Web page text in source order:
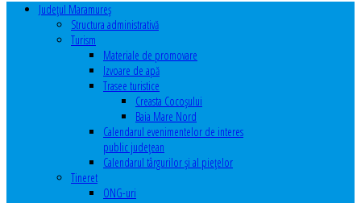
Judeţul Maramureş
Structura administrativă
Turism
Materiale de promovare
Izvoare de apă
Trasee turistice
Creasta Cocoșului
Baia Mare Nord
Calendarul evenimentelor de interes
public judeţean
Calendarul târgurilor şi al pieţelor
Tineret
ONG-uri